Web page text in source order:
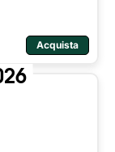
Acquista